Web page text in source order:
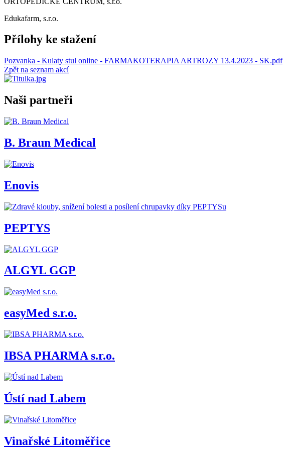
Edukafarm, s.r.o.
Přílohy ke stažení
Pozvanka - Kulaty stul online - FARMAKOTERAPIA ARTROZY 13.4.2023 - SK.pdf
Zpět na seznam akcí
Naši partneři
B. Braun Medical
Enovis
PEPTYS
ALGYL GGP
easyMed s.r.o.
IBSA PHARMA s.r.o.
Ústí nad Labem
Vinařské Litoměřice